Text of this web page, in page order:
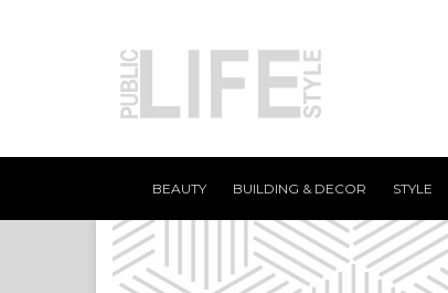
BEAUTY BUILDING & DECOR STYLE